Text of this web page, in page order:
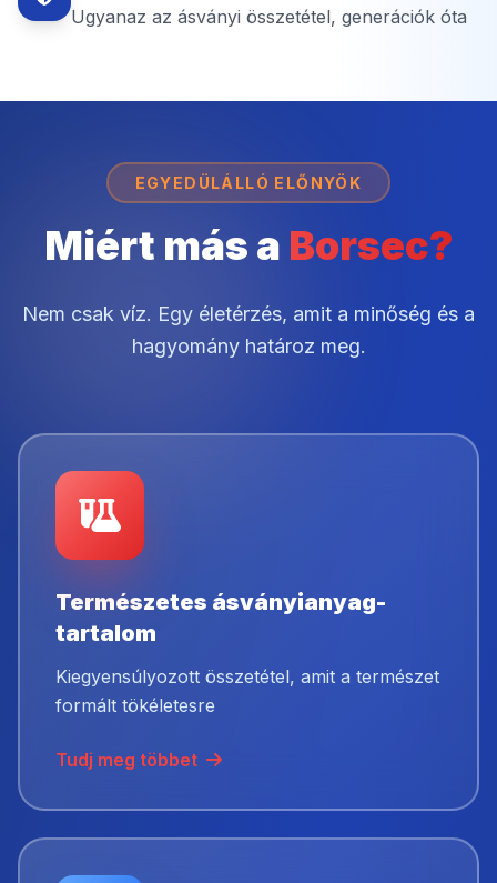
Ugyanaz az ásványi összetétel, generációk óta
EGYEDÜLÁLLÓ ELŐNYÖK
Miért más a Borsec?
Nem csak víz. Egy életérzés, amit a minőség és a
hagyomány határoz meg.
Természetes ásványianyag-
tartalom
Kiegyensúlyozott összetétel, amit a természet
formált tökéletesre
Tudj meg többet